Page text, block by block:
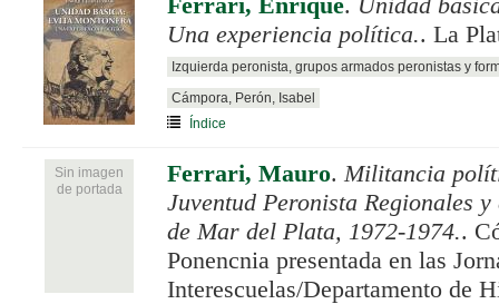
Una experiencia política.. La
Izquierda peronista, grupos armados peronistas y
Cámpora, Perón, Isabel
Índice
Sin imagen
de portada
Ferrari, Mauro. Militancia
Juventud Peronista Regionales
de Mar del Plata, 1972-1974..
Ponencnia presentada en las
Interescuelas/Departamento de